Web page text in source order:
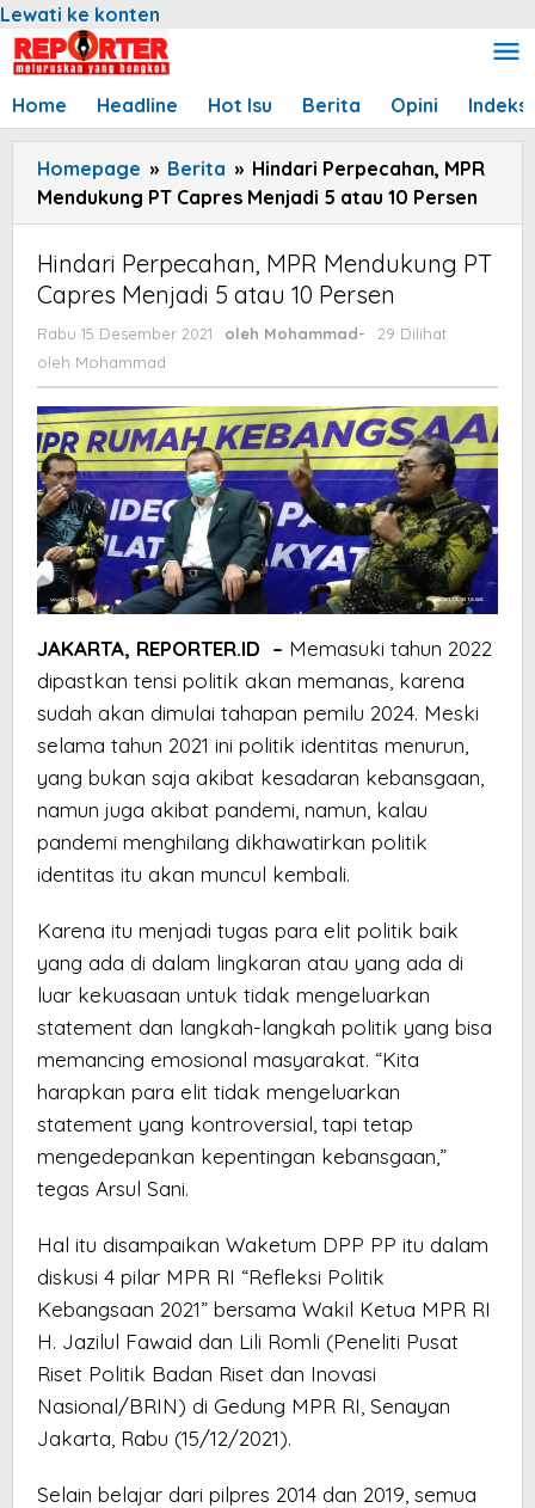
Lewati ke konten
Home Headline Hot Isu Berita Opini Indeks
Homepage » Berita » Hindari Perpecahan, MPR
Mendukung PT Capres Menjadi 5 atau 10 Persen
Hindari Perpecahan, MPR Mendukung PT
Capres Menjadi 5 atau 10 Persen
Rabu 15 Desember 2021 oleh Mohammad-
29 Dilihat
oleh Mohammad
JAKARTA, REPORTER.ID – Memasuki tahun 2022
dipastkan tensi politik akan memanas, karena
sudah akan dimulai tahapan pemilu 2024. Meski
selama tahun 2021 ini politik identitas menurun,
yang bukan saja akibat kesadaran kebansgaan,
namun juga akibat pandemi, namun, kalau
pandemi menghilang dikhawatirkan politik
identitas itu akan muncul kembali.
Karena itu menjadi tugas para elit politik baik
yang ada di dalam lingkaran atau yang ada di
luar kekuasaan untuk tidak mengeluarkan
statement dan langkah-langkah politik yang bisa
memancing emosional masyarakat. “Kita
harapkan para elit tidak mengeluarkan
statement yang kontroversial, tapi tetap
mengedepankan kepentingan kebansgaan,”
tegas Arsul Sani.
Hal itu disampaikan Waketum DPP PP itu dalam
diskusi 4 pilar MPR RI “Refleksi Politik
Kebangsaan 2021” bersama Wakil Ketua MPR RI
H. Jazilul Fawaid dan Lili Romli (Peneliti Pusat
Riset Politik Badan Riset dan Inovasi
Nasional/BRIN) di Gedung MPR RI, Senayan
Jakarta, Rabu (15/12/2021).
Selain belajar dari pilpres 2014 dan 2019, semua